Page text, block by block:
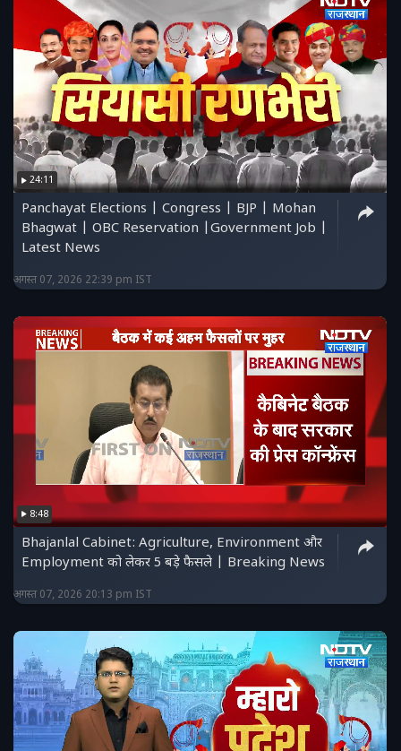
24:11
Panchayat Elections | Congress | BJP | Mohan
Bhagwat | OBC Reservation |Government Job |
Latest News
अगस्त 07, 2026 22:39 pm IST
8:48
Bhajanlal Cabinet: Agriculture, Environment और
Employment को लेकर 5 बड़े फैसले | Breaking News
अगस्त 07, 2026 20:13 pm IST